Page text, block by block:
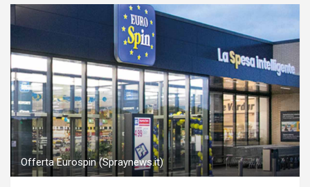
Offerta Eurospin (Spraynews.it)